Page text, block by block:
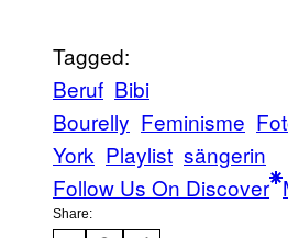
Tagged:
Beruf Bibi
Bourelly Feminisme
York Playlist sängerin
Follow Us On Discover
Share: